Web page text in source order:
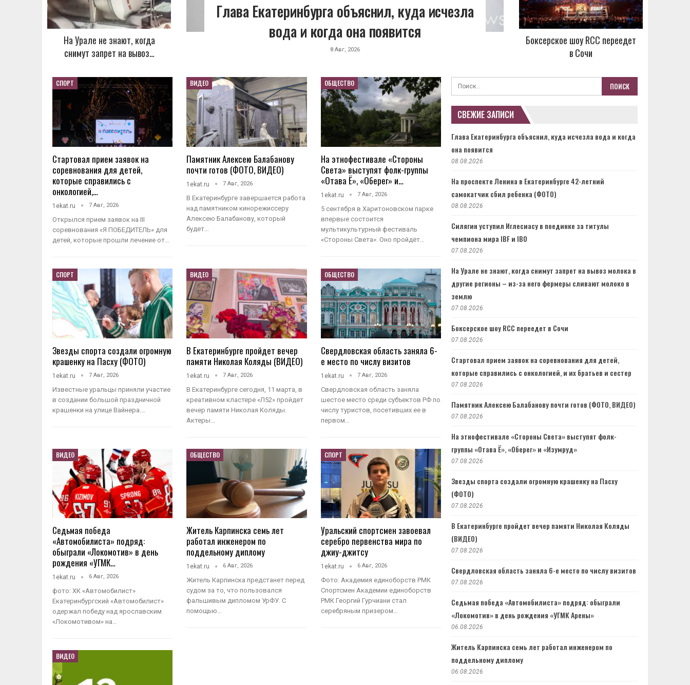
Глава Екатеринбурга объяснил, куда исчезла
вода и когда она появится
8 Авг, 2026
На Урале не знают, когда
снимут запрет на вывоз…
Боксерское шоу RCC переедет
в Сочи
СПОРТ
Стартовал прием заявок на
соревнования для детей,
которые справились с
онкологией,…
1ekat.ru 7 Авг, 2026
Открылся прием заявок на III
соревнования «Я ПОБЕДИТЕЛЬ» для
детей, которые прошли лечение от…
ВИДЕО
Памятник Алексею Балабанову
почти готов (ФОТО, ВИДЕО)
1ekat.ru 7 Авг, 2026
В Екатеринбурге завершается работа
над памятником кинорежиссеру
Алексею Балабанову, который
будет…
ОБЩЕСТВО
На этнофестивале «Стороны
Света» выступят фолк-группы
«Отава Ё», «Оберег» и…
1ekat.ru 7 Авг, 2026
5 сентября в Харитоновском парке
впервые состоится
мультикультурный фестиваль
«Стороны Света». Оно пройдёт…
СПОРТ
Звезды спорта создали огромную
крашенку на Пасху (ФОТО)
1ekat.ru 7 Авг, 2026
Известные уральцы приняли участие
в создании большой праздничной
крашенки на улице Вайнера.…
ВИДЕО
В Екатеринбурге пройдет вечер
памяти Николая Коляды (ВИДЕО)
1ekat.ru 7 Авг, 2026
В Екатеринбурге сегодня, 11 марта, в
креативном кластере «Л52» пройдет
вечер памяти Николая Коляды.
Актеры…
ОБЩЕСТВО
Свердловская область заняла 6-
е место по числу визитов
1ekat.ru 7 Авг, 2026
Свердловская область заняла
шестое место среди субъектов РФ по
числу туристов, посетивших ее в
первом…
ВИДЕО
Седьмая победа
«Автомобилиста» подряд:
обыграли «Локомотив» в день
рождения «УГМК…
1ekat.ru 6 Авг, 2026
фото: ХК «Автомобилист»
Екатеринбургский «Автомобилист»
одержал победу над ярославским
«Локомотивом» на…
ОБЩЕСТВО
Житель Карпинска семь лет
работал инженером по
поддельному диплому
1ekat.ru 6 Авг, 2026
Житель Карпинска предстанет перед
судом за то, что пользовался
фальшивым дипломом УрФУ. С
помощью…
СПОРТ
Уральский спортсмен завоевал
серебро первенства мира по
джиу-джитсу
1ekat.ru 6 Авг, 2026
Фото: Академия единоборств РМК
Спортсмен Академии единоборств
РМК Георгий Гурчиани стал
серебряным призером…
ВИДЕО
СВЕЖИЕ ЗАПИСИ
Глава Екатеринбурга объяснил, куда исчезла вода и когда
она появится
08.08.2026
На проспекте Ленина в Екатеринбурге 42-летний
самокатчик сбил ребенка (ФОТО)
08.08.2026
Силягин уступил Иглесиасу в поединке за титулы
чемпиона мира IBF и IBO
07.08.2026
На Урале не знают, когда снимут запрет на вывоз молока в
другие регионы – из-за него фермеры сливают молоко в
землю
07.08.2026
Боксерское шоу RCC переедет в Сочи
07.08.2026
Стартовал прием заявок на соревнования для детей,
которые справились с онкологией, и их братьев и сестер
07.08.2026
Памятник Алексею Балабанову почти готов (ФОТО, ВИДЕО)
07.08.2026
На этнофестивале «Стороны Света» выступят фолк-
группы «Отава Ё», «Оберег» и «Изумруд»
07.08.2026
Звезды спорта создали огромную крашенку на Пасху
(ФОТО)
07.08.2026
В Екатеринбурге пройдет вечер памяти Николая Коляды
(ВИДЕО)
07.08.2026
Свердловская область заняла 6-е место по числу визитов
07.08.2026
Седьмая победа «Автомобилиста» подряд: обыграли
«Локомотив» в день рождения «УГМК Арены»
06.08.2026
Житель Карпинска семь лет работал инженером по
поддельному диплому
06.08.2026